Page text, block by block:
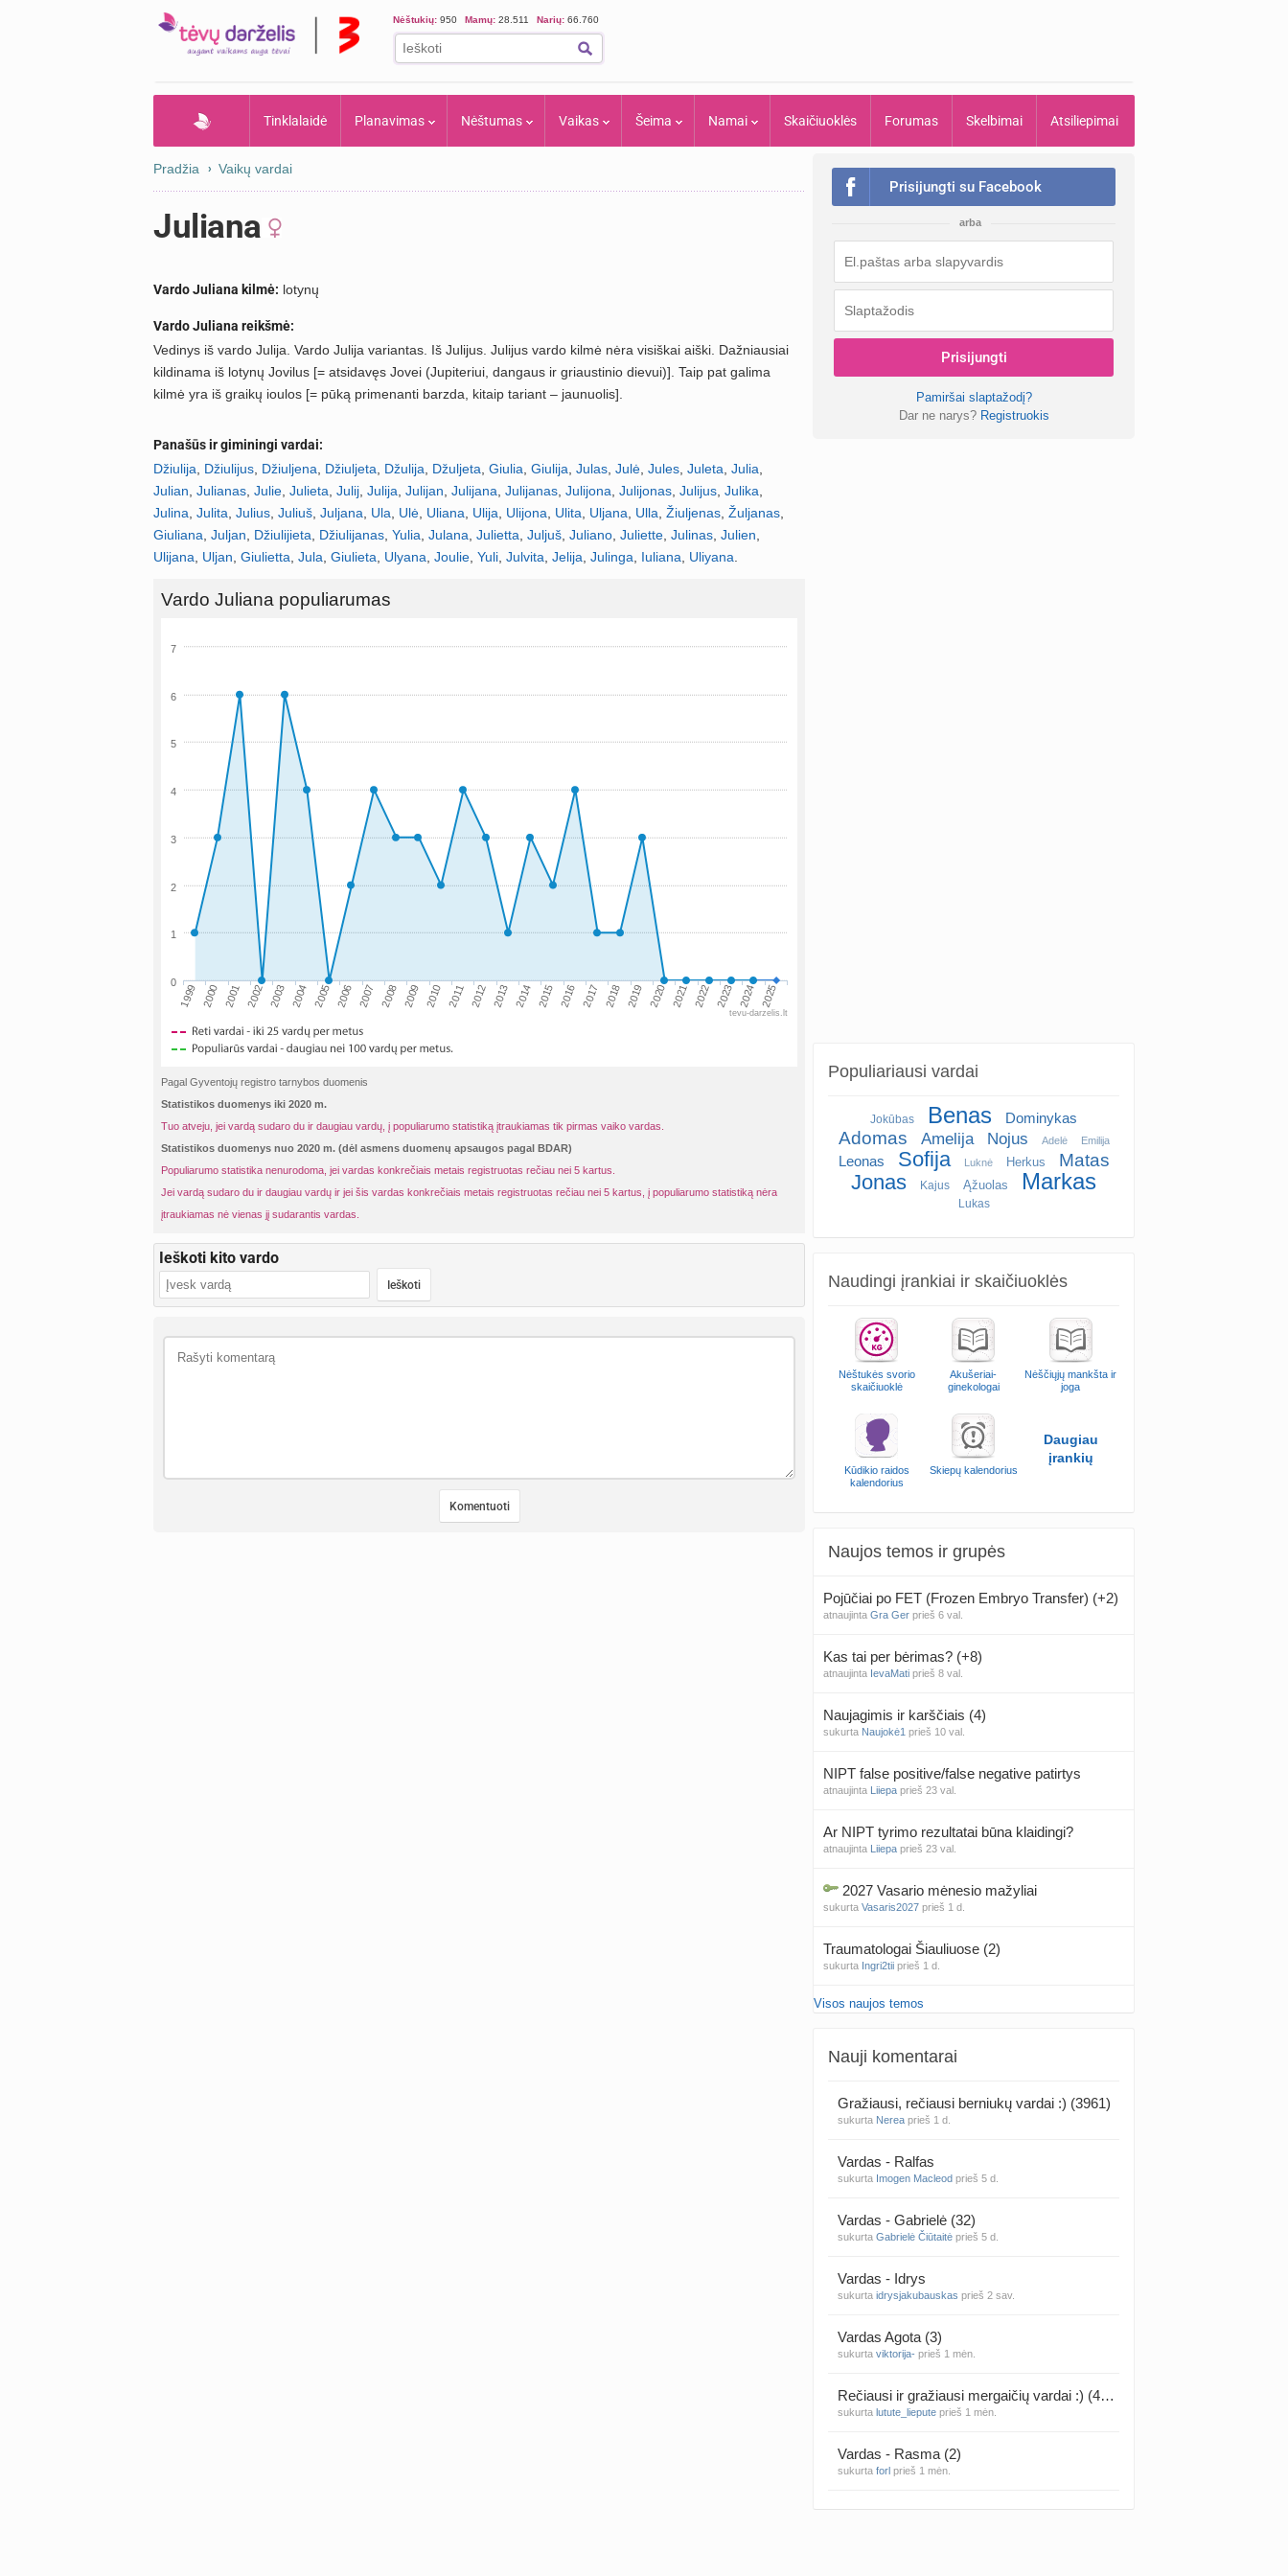
Nėštukių: 950 Mamų: 28.511 Narių: 66.760
Tinklalaidė Planavimas Nėštumas Vaikas Šeima Namai Skaičiuoklės Forumas Skelbimai Atsiliepimai
Pradžia Vaikų vardai
Juliana
Vardo Juliana kilmė: lotynų
Vardo Juliana reikšmė:
Vedinys iš vardo Julija. Vardo Julija variantas. Iš Julijus. Julijus vardo kilmė nėra visiškai aiški. Dažniausiai
kildinama iš lotynų Jovilus [= atsidavęs Jovei (Jupiteriui, dangaus ir griaustinio dievui)]. Taip pat galima
kilmė yra iš graikų ioulos [= pūką primenanti barzda, kitaip tariant – jaunuolis].
Panašūs ir giminingi vardai:
Džiulija
Džiulijus Džiuljena Džiuljeta Džulija Džuljeta Giulia Giulija Julas Julė Jules Juleta Julia
Julian Julianas Julie Julieta Julij Julija Julijan Julijana Julijanas Julijona Julijonas Julijus Julika
Julina Julita Julius Juliuš Juljana Ula Ulė Uliana Ulija Ulijona Ulita Uljana Ulla Žiuljenas Žuljanas
Giuliana Juljan Džiulijieta Džiulijanas Yulia Julana Julietta Juljuš Juliano Juliette Julinas Julien
Ulijana
Uljan Giulietta Jula Giulieta Ulyana Joulie Yuli Julvita Jelija Julinga Iuliana Uliyana
Vardo Juliana populiarumas
1999 2000 2001 2002 2003 2004 2005 2006 2007 2008 2009 2010 2011 2012 2013 2014 2015 2016 2017 2018 2019 2020 2021 2022 2023 2024 2025
0
1
2
3
4
5
6
7
tevu-darzelis.lt
Pagal Gyventojų registro tarnybos duomenis
Statistikos duomenys iki 2020 m.
Tuo atveju, jei vardą sudaro du ir daugiau vardų, į populiarumo statistiką įtraukiamas tik pirmas vaiko vardas.
Statistikos duomenys nuo 2020 m. (dėl asmens duomenų apsaugos pagal BDAR)
Populiarumo statistika nenurodoma, jei vardas konkrečiais metais registruotas rečiau nei 5 kartus.
Jei vardą sudaro du ir daugiau vardų ir jei šis vardas konkrečiais metais registruotas rečiau nei 5 kartus, į populiarumo statistiką nėra
įtraukiamas nė vienas jį sudarantis vardas.
Ieškoti kito vardo
Prisijungti su Facebook
arba
Prisijungti
Pamiršai slaptažodį?
Dar ne narys? Registruokis
Populiariausi vardai
Jokūbas Benas Dominykas
Adomas Amelija Nojus Adelė Emilija
Leonas Sofija Luknė Herkus Matas
Jonas Kajus Ąžuolas Markas
Lukas
Naudingi įrankiai ir skaičiuoklės
Nėštukės svorio
skaičiuoklė
Akušeriai-
ginekologai
Nėščiųjų mankšta ir
joga
Kūdikio raidos
kalendorius
Skiepų kalendorius
Daugiau
įrankių
Naujos temos ir grupės
Pojūčiai po FET (Frozen Embryo Transfer) (+2)
atnaujinta Gra Ger prieš 6 val.
Kas tai per bėrimas? (+8)
atnaujinta IevaMati prieš 8 val.
Naujagimis ir karščiais (4)
sukurta Naujokė1 prieš 10 val.
NIPT false positive/false negative patirtys
atnaujinta Liiepa prieš 23 val.
Ar NIPT tyrimo rezultatai būna klaidingi?
atnaujinta Liiepa prieš 23 val.
2027 Vasario mėnesio mažyliai
sukurta Vasaris2027 prieš 1 d.
Traumatologai Šiauliuose (2)
sukurta Ingri2tii prieš 1 d.
Čakru valymas
Kęstutis Šklėrius
Kovo mėnesio dvyniai
Visos temos (8000+)
Visos naujos temos
Nauji komentarai
Gražiausi, rečiausi berniukų vardai :) (3961)
sukurta Nerea prieš 1 d.
Vardas - Ralfas
sukurta Imogen Macleod prieš 5 d.
Vardas - Gabrielė (32)
sukurta Gabrielė Čiūtaitė prieš 5 d.
Vardas - Idrys
sukurta idrysjakubauskas prieš 2 sav.
Vardas Agota (3)
sukurta viktorija- prieš 1 mėn.
Rečiausi ir gražiausi mergaičių vardai :) (4314)
sukurta lutute_liepute prieš 1 mėn.
Vardas - Rasma (2)
sukurta forl prieš 1 mėn.
Vardas - Mila (12)